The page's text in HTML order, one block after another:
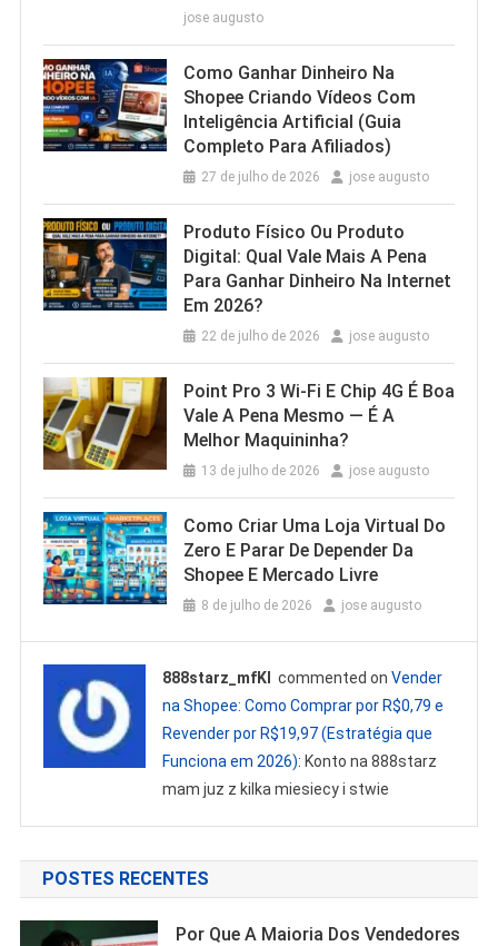
jose augusto
Como Ganhar Dinheiro Na
Shopee Criando Vídeos Com
Inteligência Artificial (Guia
Completo Para Afiliados)
27 de julho de 2026 jose augusto
Produto Físico Ou Produto
Digital: Qual Vale Mais A Pena
Para Ganhar Dinheiro Na Internet
Em 2026?
22 de julho de 2026 jose augusto
Point Pro 3 Wi‑Fi E Chip 4G É Boa
Vale A Pena Mesmo — É A
Melhor Maquininha?
13 de julho de 2026 jose augusto
Como Criar Uma Loja Virtual Do
Zero E Parar De Depender Da
Shopee E Mercado Livre
8 de julho de 2026 jose augusto
888starz_mfKl commented onVender
na Shopee: Como Comprar por R$0,79 e
Revender por R$19,97 (Estratégia que
Funciona em 2026): Konto na 888starz
mam juz z kilka miesiecy i stwie
POSTES RECENTES
Por Que A Maioria Dos Vendedores